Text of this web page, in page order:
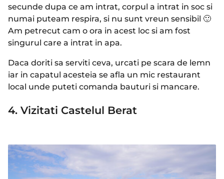
secunde dupa ce am intrat, corpul a intrat in soc si
numai puteam respira, si nu sunt vreun sensibil 🙂
Am petrecut cam o ora in acest loc si am fost
singurul care a intrat in apa.
Daca doriti sa serviti ceva, urcati pe scara de lemn
iar in capatul acesteia se afla un mic restaurant
local unde puteti comanda bauturi si mancare.
4. Vizitati Castelul Berat